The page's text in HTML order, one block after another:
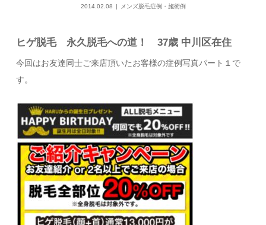
2014.02.08 メンズ脱毛症例・施術例
ヒゲ脱毛 永久脱毛への道！ 37歳 中川区在住
今回はお友達同士ご来店頂いたお客様の症例写真パート１で
す。